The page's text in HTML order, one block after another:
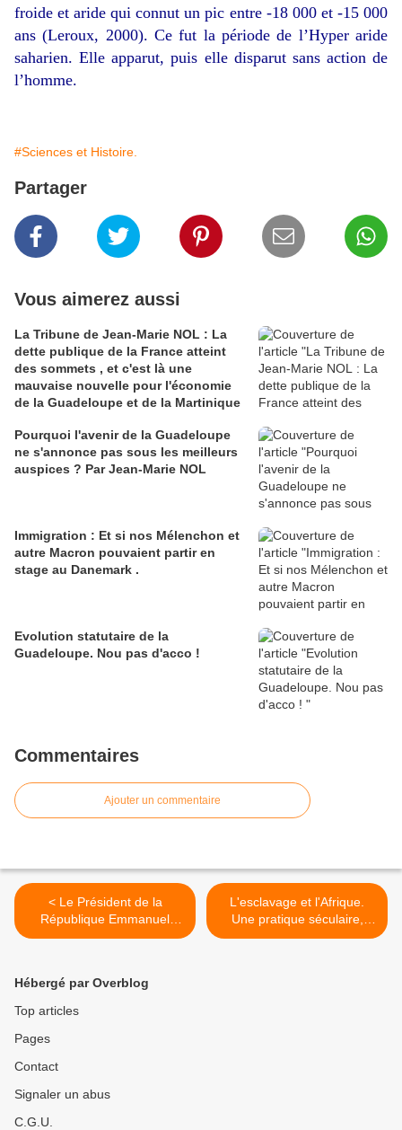
froide et aride qui connut un pic entre -18 000 et -15 000
ans (Leroux, 2000). Ce fut la période de l’Hyper aride
saharien. Elle apparut, puis elle disparut sans action de
l’homme.
#Sciences et Histoire.
Partager
Vous aimerez aussi
La Tribune de Jean-Marie NOL : La
dette publique de la France atteint
des sommets , et c'est là une
mauvaise nouvelle pour l'économie
de la Guadeloupe et de la Martinique
Pourquoi l'avenir de la Guadeloupe
ne s'annonce pas sous les meilleurs
auspices ? Par Jean-Marie NOL
Immigration : Et si nos Mélenchon et
autre Macron pouvaient partir en
stage au Danemark .
Evolution statutaire de la
Guadeloupe. Nou pas d'acco !
Commentaires
Ajouter un commentaire
< Le Président de la
République Emmanuel
Macron a exprimé lors de la
lundi 8 Juillet 2019, sa
volonté d’ouvrir une
confiance» avec les
L'esclavage et l'Afrique.
Une pratique séculaire,
douloureuse, aliènante et
Hébergé par Overblog
Top articles
Pages
Contact
Signaler un abus
C.G.U.